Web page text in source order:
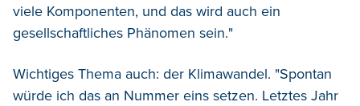
viele Komponenten, und das wird auch ein
gesellschaftliches Phänomen sein."
Wichtiges Thema auch: der Klimawandel. "Spontan
würde ich das an Nummer eins setzen. Letztes Jahr